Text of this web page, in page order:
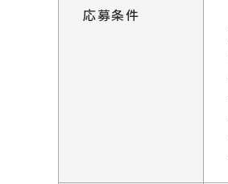
応募条件